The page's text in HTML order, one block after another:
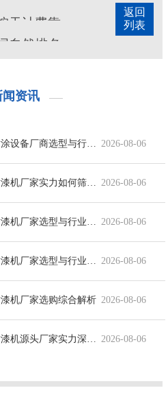
返回
列表
闻资讯
2026-08-06
2026-08-06
2026-08-06
2026-08-06
机厂家选购综合解析 2026-08-06
2026-08-06